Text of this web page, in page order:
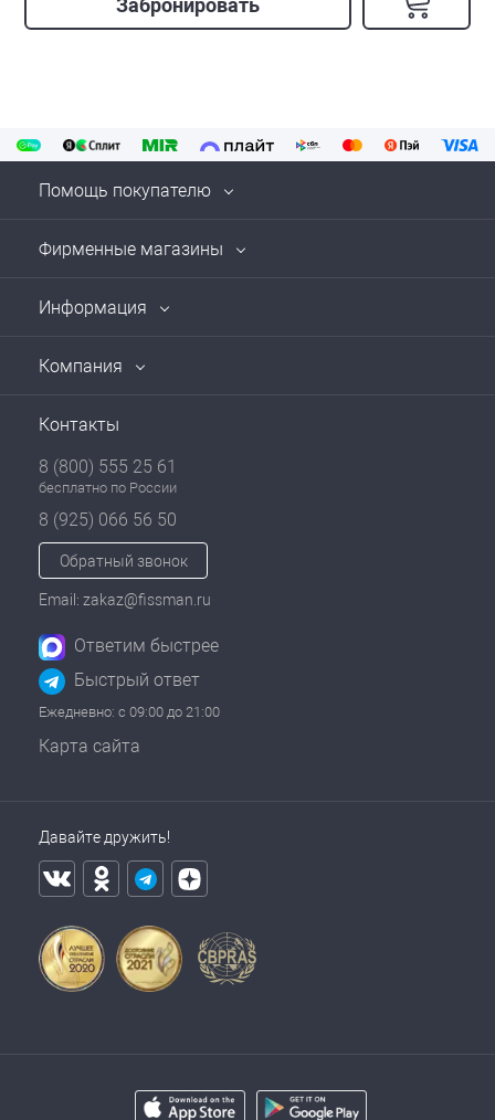
Забронировать
Помощь покупателю
Фирменные магазины
Информация
Компания
Контакты
8 (800) 555 25 61
бесплатно по России
8 (925) 066 56 50
Обратный звонок
Email: zakaz@fissman.ru
Ответим быстрее
Быстрый ответ
Ежедневно: с 09:00 до 21:00
Карта сайта
Давайте дружить!